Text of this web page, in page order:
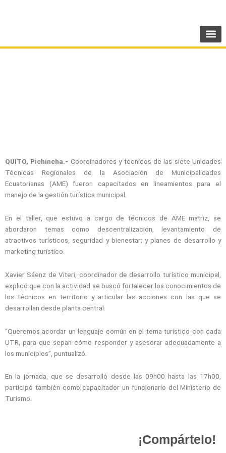
QUITO, Pichincha.- Coordinadores y técnicos de las siete Unidades
Técnicas Regionales de la Asociación de Municipalidades
Ecuatorianas (AME) fueron capacitados en lineamientos para el
manejo de la gestión turística municipal.
En el taller, que estuvo a cargo de técnicos de AME matriz, se
abordaron temas como descentralización, levantamiento de
atractivos turísticos, seguridad y bienestar; y planes de desarrollo y
marketing turístico.
Xavier Sáenz de Viteri, coordinador de desarrollo turístico municipal,
explicó que con la actividad se buscó fortalecer los conocimientos de
los técnicos en territorio y articular las acciones con las que se
desarrollan desde planta central.
“Queremos acordar un lenguaje común en el tema turístico con cada
UTR, para que sepan cómo responder y asesorar adecuadamente a
los municipios”, puntualizó.
En la jornada, que se desarrolló desde las 09h00 hasta las 17h00,
participó también como capacitador un funcionario del Ministerio de
Turismo.
¡Compártelo!